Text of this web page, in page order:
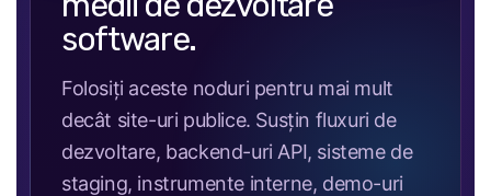
software.
Folosiți aceste noduri pentru mai mult
decât site-uri publice. Susțin fluxuri de
dezvoltare, backend-uri API, sisteme de
staging, instrumente interne, demo-uri